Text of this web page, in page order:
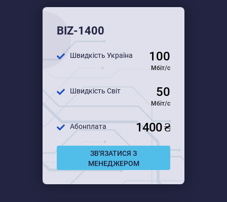
BIZ-1400
Швидкість Україна 100
Мбіт/с
Швидкість Світ 50
Мбіт/с
Абонплата 1400 ₴
ЗВ'ЯЗАТИСЯ З
МЕНЕДЖЕРОМ